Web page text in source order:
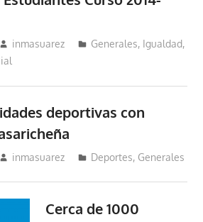
inmasuarez Generales, Igualdad,
deportivas con
inmasuarez Deportes, Generales
Cerca de 1000